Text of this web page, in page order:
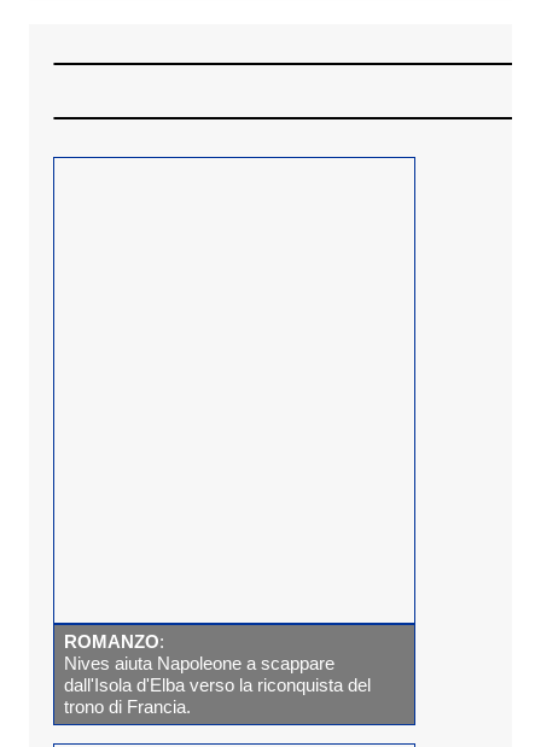
ROMANZO:
Nives aiuta Napoleone a scappare
dall'Isola d'Elba verso la riconquista del
trono di Francia.